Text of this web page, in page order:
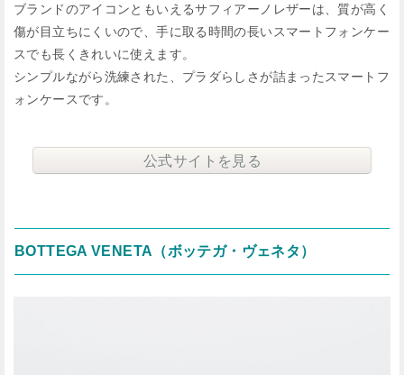
ブランドのアイコンともいえるサフィアーノレザーは、質が高く
傷が目立ちにくいので、手に取る時間の長いスマートフォンケー
スでも長くきれいに使えます。
シンプルながら洗練された、プラダらしさが詰まったスマートフ
ォンケースです。
公式サイトを見る
BOTTEGA VENETA（ボッテガ・ヴェネタ）